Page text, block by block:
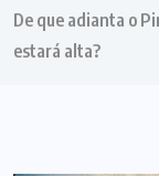
De que adianta o
estará alta?